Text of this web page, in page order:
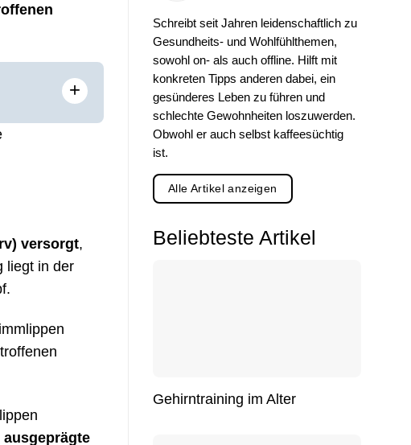
+
versorgt,
liegt in der
Schreibt seit Jahren leidenschaftlich zu
Gesundheits- und Wohlfühlthemen,
sowohl on- als auch offline. Hilft mit
konkreten Tipps anderen dabei, ein
gesünderes Leben zu führen und
schlechte Gewohnheiten loszuwerden.
Obwohl er auch selbst kaffeesüchtig
ist.
Alle Artikel anzeigen
Beliebteste Artikel
Gehirntraining im Alter